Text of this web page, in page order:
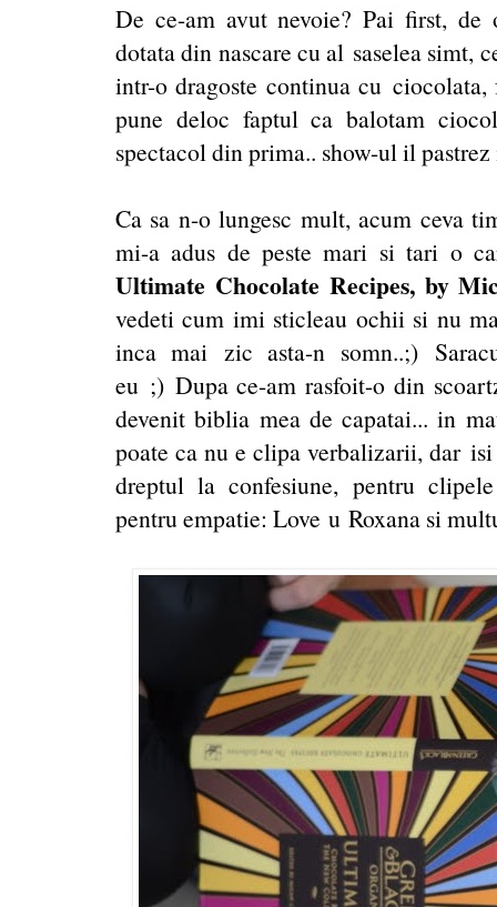
De ce-am avut nevoie? Pai first,
dotata din nascare cu al saselea simt,
intr-o dragoste continua cu
pune deloc faptul ca balotam
spectacol din prima.. show-ul il
Ca sa n-o lungesc mult, acum ceva
mi-a adus de peste mari si tari o
Ultimate Chocolate Recipes, by
vedeti cum imi sticleau ochii si nu
inca mai zic asta-n somn..;)
eu ;) Dupa ce-am rasfoit-o din
devenit biblia mea de capatai... in
poate ca nu e clipa verbalizarii, dar
dreptul la confesiune, pentru
pentru empatie: Love u Roxana si